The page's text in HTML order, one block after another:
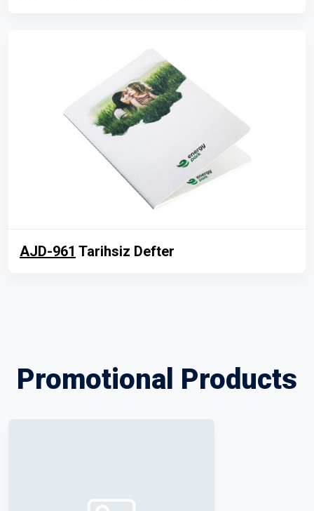
AJD-961 Tarihsiz Defter
Promotional Products